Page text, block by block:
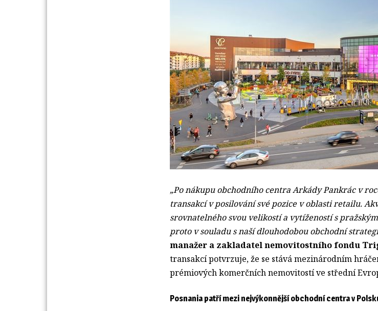
„Po nákupu obchodního centra Arkády Pankrác v
transakcí v posilování své pozice v oblasti retailu.
srovnatelného svou velikostí a vytížeností s
proto v souladu s naší dlouhodobou obchodní
manažer a zakladatel nemovitostního fondu
transakcípotvrzuje, že se stává mezinárodním
prémiových komerčních nemovitostí ve střední
Posnania patří mezi nejvýkonnější obchodní centra v